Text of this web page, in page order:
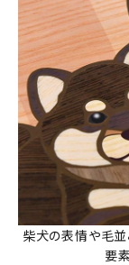
柴犬の表情や毛
要